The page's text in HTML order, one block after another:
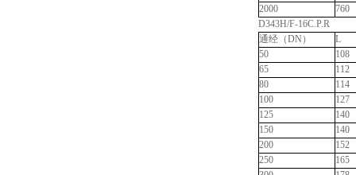
2000
760
D343H/F-16C.P.R
通经（DN）
L
50
108
65
112
80
114
100
127
125
140
150
140
200
152
250
165